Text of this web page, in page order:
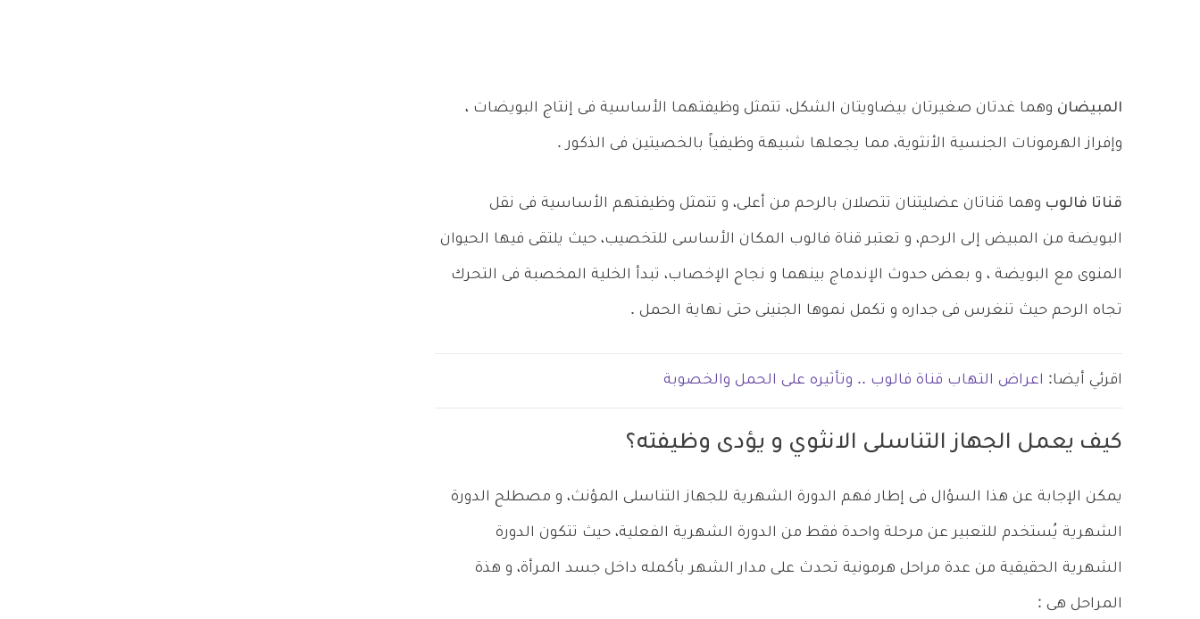
المبيضان وهما غدتان صغيرتان بيضاويتان الشكل، تتمثل وظيفتهما الأساسية فى إنتاج البويضات ،
وإفراز الهرمونات الجنسية الأنثوية، مما يجعلها شبيهة وظيفياً بالخصيتين فى الذكور .
قناتا فالوب وهما قناتان عضليتنان تتصلان بالرحم من أعلى، و تتمثل وظيفتهم الأساسية فى نقل
البويضة من المبيض إلى الرحم، و تعتبر قناة فالوب المكان الأساسى للتخصيب، حيث يلتقى فيها الحيوان
المنوى مع البويضة ، و بعض حدوث الإندماج بينهما و نجاح الإخصاب، تبدأ الخلية المخصبة فى التحرك
تجاه الرحم حيث تنغرس فى جداره و تكمل نموها الجنينى حتى نهاية الحمل .
اقرئي أيضا: اعراض التهاب قناة فالوب .. وتأثيره على الحمل والخصوبة
كيف يعمل الجهاز التناسلى الانثوي و يؤدى وظيفته؟
يمكن الإجابة عن هذا السؤال فى إطار فهم الدورة الشهرية للجهاز التناسلى المؤنث، و مصطلح الدورة
الشهرية يُستخدم للتعبير عن مرحلة واحدة فقط من الدورة الشهرية الفعلية، حيث تتكون الدورة
الشهرية الحقيقية من عدة مراحل هرمونية تحدث على مدار الشهر بأكمله داخل جسد المرأة، و هذة
المراحل هى :